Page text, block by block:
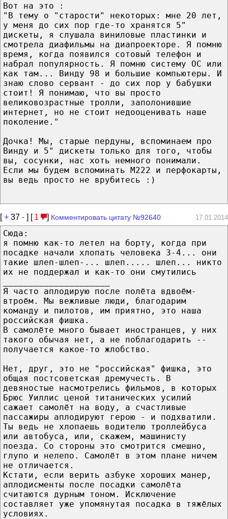
Вот на это :
"В тему о "старости" некоторых: мне 20 лет,
у меня до сих пор где-то хранятся 5"
дискеты, я слушала виниловые пластинки и
смотрела диафильмы на диапроекторе. Я помню
время, когда появился сотовый телефон и
набрал популярность. Я помню систему ОС или
как там... Винду 98 и большие компьютеры. И
знаю слово сервант - до сих пор у бабушки
стоит! Я понимаю, что вы просто
великовозрастные тролли, заполонившие
интернет, но не стоит недооценивать наше
поколение."
Дочка! Мы, старые пердуны, вспоминаем про
Винду и 5" дискеты только для того, чтобы
вы, сосунки, нас хоть немного понимали.
Если мы будем вспоминать М222 и перфокарты,
вы ведь просто не врубитесь :)
[+ 37 - ] [ 1 ] Комментировать цитату №92640 17.01.2014
Сюда:
я помню как-то летел на борту, когда при
посадке начали хлопать человека 3-4... они
такие шлеп-шлеп-... шлеп..... шлеп... никто
их не поддержал и как-то они смутились
Я часто аплодирую после полёта вдвоём-
втроём. Мы вежливые люди, благодарим
команду и пилотов, им приятно, это наша
российская фишка.
В самолёте много бывает иностранцев, у них
такого обычая нет, а не поблагодарить --
получается какое-то жлобство.
Нет, друг, это не "российская" фишка, это
общая постсоветская дремучесть. В
девяностые насмотрелись фильмов, в которых
Брюс Уиллис ценой титанических усилий
сажает самолёт на воду, а счастливые
пассажиры аплодируют герою - и подхватили.
Ты ведь не хлопаешь водителю троллейбуса
или автобуса, или, скажем, машинисту
поезда. Со стороны это смотрится смешно,
глупо и нелепо. Самолёт в этом плане ничем
не отличается.
Кстати, если верить азбуке хороших манер,
аплодисменты после посадки самолёта
считаются дурным тоном. Исключение
составляет уже упомянутая посадка в тяжёлых
условиях.